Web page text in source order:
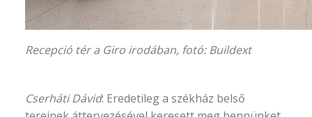
Recepció tér a Giro irodában, fotó: Buildext
Cserháti Dávid: Eredetileg a székház belső